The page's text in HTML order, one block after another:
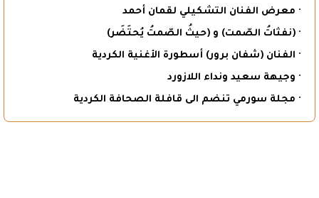
· معرض الفنان التشكيلي لقمان أحمد
· (نفثاتُ الصّمت) و (حيثُ الصّمتُ يُحتَضَر)
· الفنان (شفان برور) أسطورة الأغنية الكردية
· وجيهة سعيد ونداء اللازورد
· مجلة سورمي تنضم الى قافلة الصحافة الكردية